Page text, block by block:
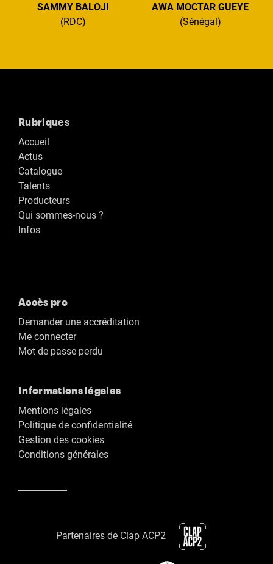
SAMMY BALOJI
(RDC)
AWA MOCTAR GUEYE
(Sénégal)
Rubriques
Accueil
Actus
Catalogue
Talents
Producteurs
Qui sommes-nous ?
Infos
Accès pro
Demander une accréditation
Me connecter
Mot de passe perdu
Informations légales
Mentions légales
Politique de confidentialité
Gestion des cookies
Conditions générales
Partenaires de Clap ACP2